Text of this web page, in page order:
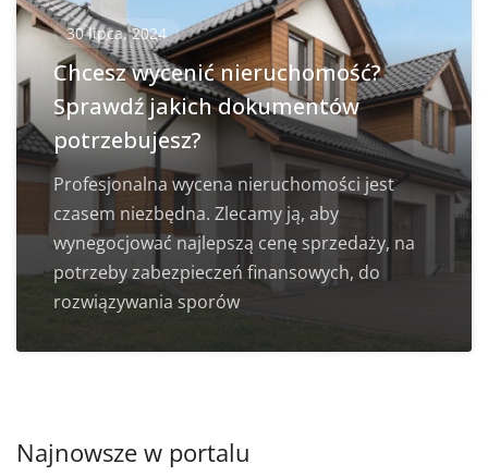
30 lipca, 2024
Chcesz wycenić nieruchomość?
Sprawdź jakich dokumentów
potrzebujesz?
Profesjonalna wycena nieruchomości jest
czasem niezbędna. Zlecamy ją, aby
wynegocjować najlepszą cenę sprzedaży, na
potrzeby zabezpieczeń finansowych, do
rozwiązywania sporów
Najnowsze w portalu